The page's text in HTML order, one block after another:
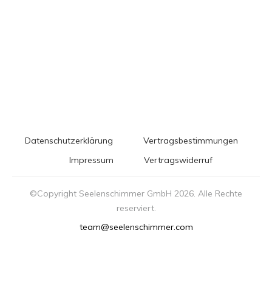
Datenschutzerklärung
Vertragsbestimmungen
Impressum
Vertragswiderruf
©Copyright Seelenschimmer GmbH 2026. Alle Rechte
reserviert.
team@seelenschimmer.com